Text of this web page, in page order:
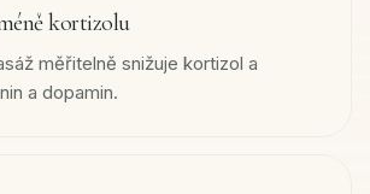
kortizolu
měřitelně snižuje kortizol a
a dopamin.